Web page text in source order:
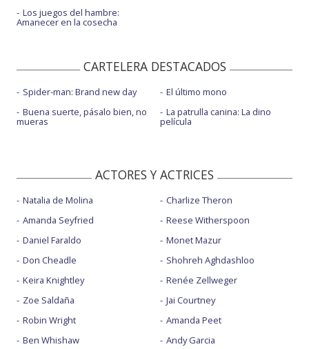
Los juegos del hambre:
Amanecer en la cosecha
CARTELERA DESTACADOS
Spider-man: Brand new day
Buena suerte, pásalo bien, no
mueras
El último mono
La patrulla canina: La dino
película
ACTORES Y ACTRICES
Natalia de Molina
Amanda Seyfried
Daniel Faraldo
Don Cheadle
Keira Knightley
Zoe Saldaña
Robin Wright
Ben Whishaw
Charlize Theron
Reese Witherspoon
Monet Mazur
Shohreh Aghdashloo
Renée Zellweger
Jai Courtney
Amanda Peet
Andy Garcia